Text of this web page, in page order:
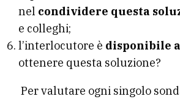
nel condividere questa
e colleghi;
l’interlocutore è disponibile
ottenere questa soluzione?
Per valutare ogni singolo